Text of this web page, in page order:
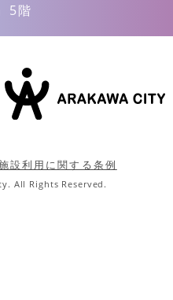
5階
設利用に関する条例
All Rights Reserved.